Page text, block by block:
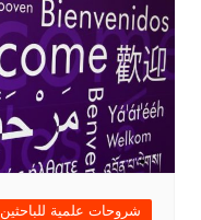
شروحات علمية للباحثين